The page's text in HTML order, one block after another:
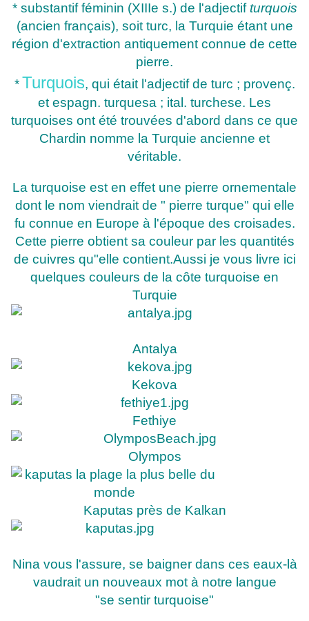
* substantif féminin (XIIIe s.) de l'adjectifturquois
(ancien français), soit turc, la Turquie étant une
région d'extraction antiquement connue de cette
pierre.
* Turquois, qui était l'adjectif de turc ; provenç.
et espagn. turquesa ; ital. turchese. Les
turquoises ont été trouvées d'abord dans ce que
Chardin nomme la Turquie ancienne et
véritable.
La turquoise est en effet une pierre ornementale
dont le nom viendrait de " pierre turque" qui elle
fu connue en Europe à l'époque des croisades.
Cette pierre obtient sa couleur par les quantités
de cuivres qu"elle contient.Aussi je vous livre ici
quelques couleurs de la côte turquoise en
Turquie
Antalya
Kekova
Fethiye
Olympos
Kaputas près de Kalkan
Nina vous l'assure, se baigner dans ces eaux-là
vaudrait un nouveaux mot à notre langue
"se sentir turquoise"